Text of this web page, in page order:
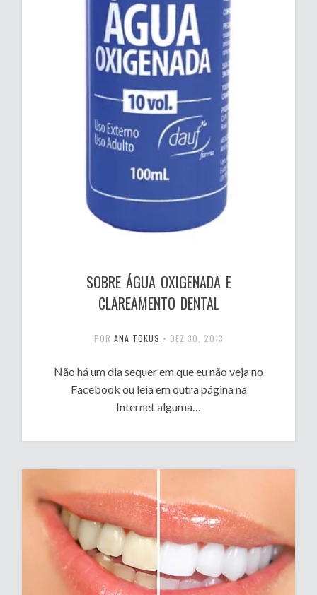
SOBRE ÁGUA OXIGENADA E
CLAREAMENTO DENTAL
POR ANA TOKUS • DEZ 30, 2013
Não há um dia sequer em que eu não veja no
Facebook ou leia em outra página na
Internet alguma…